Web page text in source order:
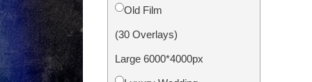
Реставрація фото
Old Film
(30 Overlays)
Large 6000*4000px